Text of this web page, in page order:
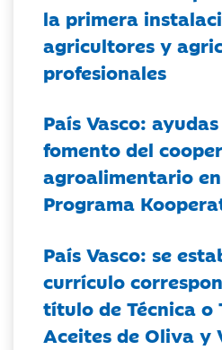
la primera
agricultores y
profesionales
País Vasco:
fomento del
agroalimentario
Programa
País Vasco: se
currículo
título de Técnica o
Aceites de Oliva y